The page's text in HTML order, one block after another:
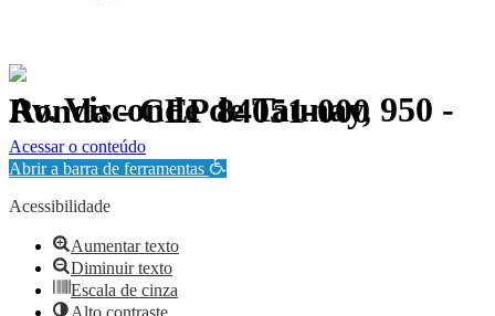
Av. Visconde de Taunay, 950 - Ronda - CEP 84051-000
Política de Privacidade.
Acessar o conteúdo
Abrir a barra de ferramentas
Acessibilidade
Aumentar texto
Diminuir texto
Escala de cinza